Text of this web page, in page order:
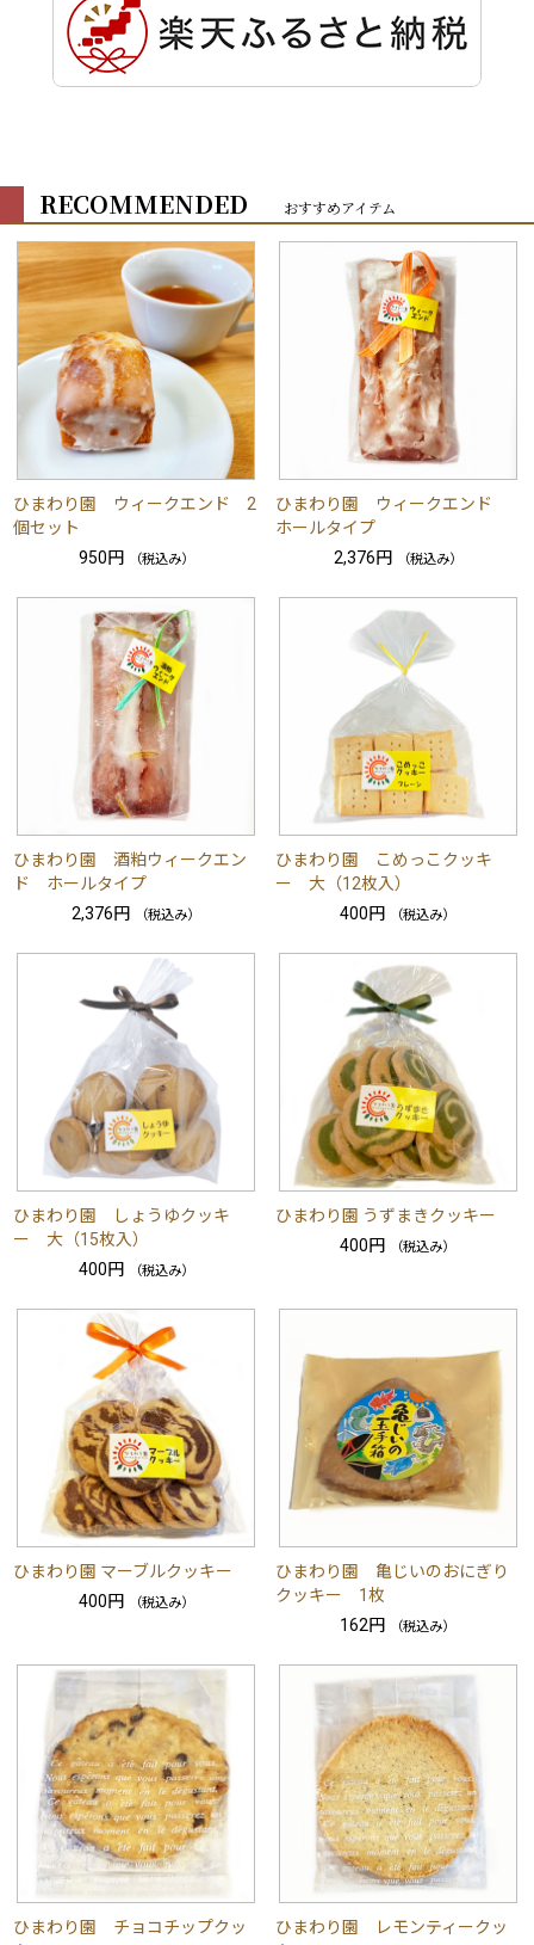
RECOMMENDED おすすめアイテム
ひまわり園 ウィークエンド 2
個セット
950円
（税込み）
ひまわり園 ウィークエンド
ホールタイプ
2,376円
（税込み）
ひまわり園 酒粕ウィークエン
ド ホールタイプ
2,376円
（税込み）
ひまわり園 こめっこクッキ
ー 大（12枚入）
400円
（税込み）
ひまわり園 しょうゆクッキ
ー 大（15枚入）
400円
（税込み）
ひまわり園 うずまきクッキー
400円
（税込み）
ひまわり園 マーブルクッキー
400円
（税込み）
ひまわり園 亀じいのおにぎり
クッキー 1枚
162円
（税込み）
ひまわり園 チョコチップクッ
ひまわり園 レモンティークッ